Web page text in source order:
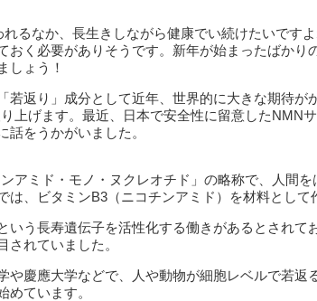
れるなか、長生きしながら健康でい続けたいです
おく必要がありそうです。新年が始まったばかり
しょう！
若返り」成分として近年、世界的に大きな期待が
り上げます。最近、日本で安全性に留意したNMN
話をうかがいました。
アミド・モノ・ヌクレオチド」の略称で、人間
は、ビタミンB3（ニコチンアミド）を材料として
いう長寿遺伝子を活性化する働きがあるとされて
されていました。
や慶應大学などで、人や動物が細胞レベルで若返
めています。